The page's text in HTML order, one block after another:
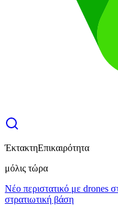
ΈκτακτηΕπικαιρότητα
μόλις τώρα
Νέο περιστατικό με drones
στρατιωτική βάση